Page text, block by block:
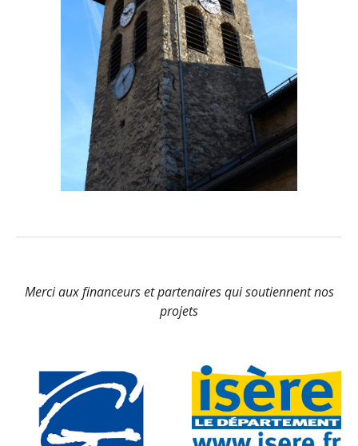
Merci aux financeurs et partenaires qui soutiennent nos
projets